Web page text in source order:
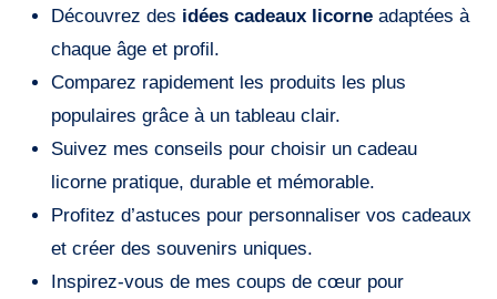
Découvrez des idées cadeaux licorneadaptées à
chaque âge et profil.
Comparez rapidement les produits les plus
populaires grâce à un tableau clair.
Suivez mes conseils pour choisir un cadeau
licorne pratique, durable et mémorable.
Profitez d’astuces pour personnaliser vos cadeaux
et créer des souvenirs uniques.
Inspirez-vous de mes coups de cœur pour